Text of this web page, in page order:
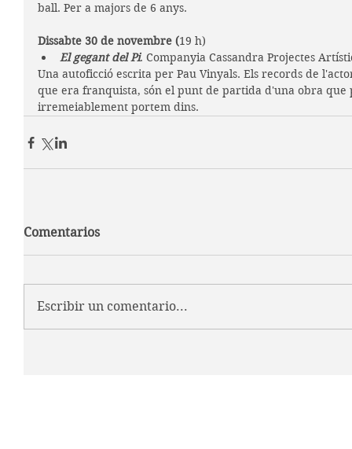
ball. Per a majors de 6 anys.
Dissabte 30 de novembre (19 h)
El gegant del Pi. Companyia Cassandra Projectes
Una autoficció escrita per Pau Vinyals. Els records de
que era franquista, són el punt de partida d'una obra
irremeiablement portem dins.
Comentarios
Escribir un comentario...